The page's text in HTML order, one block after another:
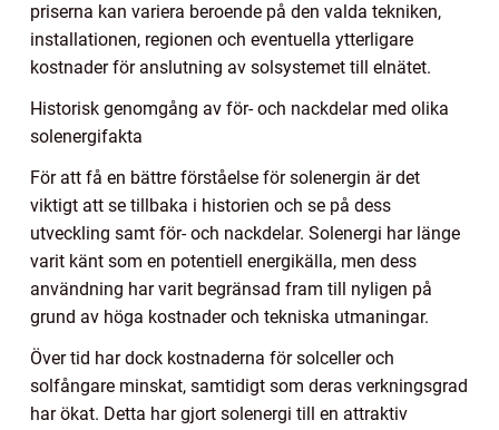
priserna kan variera beroende på den valda tekniken,
installationen, regionen och eventuella ytterligare
kostnader för anslutning av solsystemet till elnätet.
Historisk genomgång av för- och nackdelar med olika
solenergifakta
För att få en bättre förståelse för solenergin är det
viktigt att se tillbaka i historien och se på dess
utveckling samt för- och nackdelar. Solenergi har länge
varit känt som en potentiell energikälla, men dess
användning har varit begränsad fram till nyligen på
grund av höga kostnader och tekniska utmaningar.
Över tid har dock kostnaderna för solceller och
solfångare minskat, samtidigt som deras verkningsgrad
har ökat. Detta har gjort solenergi till en attraktiv